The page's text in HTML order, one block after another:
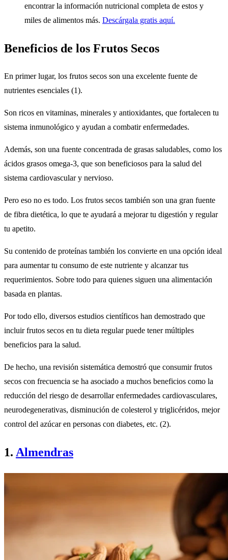
encontrar la información nutricional completa de estos y
miles de alimentos más. Descárgala gratis aquí.
Beneficios de los Frutos Secos
En primer lugar, los frutos secos son una excelente fuente de
nutrientes esenciales (1).
Son ricos en vitaminas, minerales y antioxidantes, que fortalecen tu
sistema inmunológico y ayudan a combatir enfermedades.
Además, son una fuente concentrada de grasas saludables, como los
ácidos grasos omega-3, que son beneficiosos para la salud del
sistema cardiovascular y nervioso.
Pero eso no es todo. Los frutos secos también son una gran fuente
de fibra dietética, lo que te ayudará a mejorar tu digestión y regular
tu apetito.
Su contenido de proteínas también los convierte en una opción ideal
para aumentar tu consumo de este nutriente y alcanzar tus
requerimientos. Sobre todo para quienes siguen una alimentación
basada en plantas.
Por todo ello, diversos estudios científicos han demostrado que
incluir frutos secos en tu dieta regular puede tener múltiples
beneficios para la salud.
De hecho, una revisión sistemática demostró que consumir frutos
secos con frecuencia se ha asociado a muchos beneficios como la
reducción del riesgo de desarrollar enfermedades cardiovasculares,
neurodegenerativas, disminución de colesterol y triglicéridos, mejor
control del azúcar en personas con diabetes, etc. (2).
1. Almendras